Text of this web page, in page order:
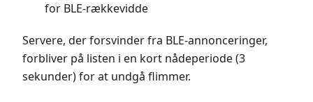
for BLE-rækkevidde
Servere, der forsvinder fra BLE-annonceringer,
forbliver på listen i en kort nådeperiode (3
sekunder) for at undgå flimmer.